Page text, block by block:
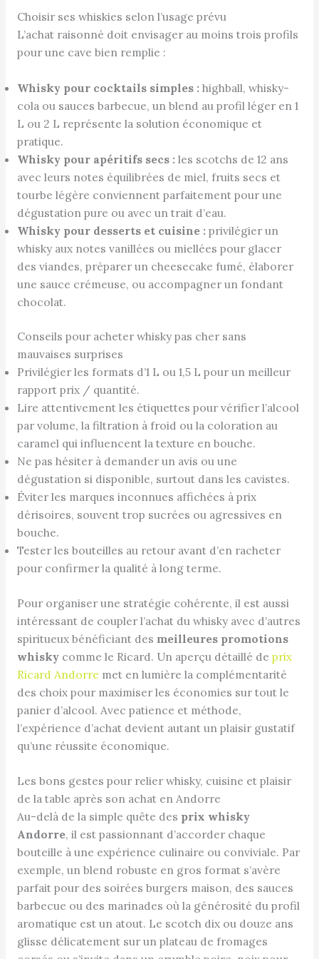
Choisir ses whiskies selon l’usage prévu
L’achat raisonné doit envisager au moins trois profils
pour une cave bien remplie :
Whisky pour cocktails simples : highball, whisky-
cola ou sauces barbecue, un blend au profil léger en 1
L ou 2 L représente la solution économique et
pratique.
Whisky pour apéritifs secs : les scotchs de 12 ans
avec leurs notes équilibrées de miel, fruits secs et
tourbe légère conviennent parfaitement pour une
dégustation pure ou avec un trait d’eau.
Whisky pour desserts et cuisine : privilégier un
whisky aux notes vanillées ou miellées pour glacer
des viandes, préparer un cheesecake fumé, élaborer
une sauce crémeuse, ou accompagner un fondant
chocolat.
Conseils pour acheter whisky pas cher sans
mauvaises surprises
Privilégier les formats d’1 L ou 1,5 L pour un meilleur
rapport prix / quantité.
Lire attentivement les étiquettes pour vérifier l’alcool
par volume, la filtration à froid ou la coloration au
caramel qui influencent la texture en bouche.
Ne pas hésiter à demander un avis ou une
dégustation si disponible, surtout dans les cavistes.
Éviter les marques inconnues affichées à prix
dérisoires, souvent trop sucrées ou agressives en
bouche.
Tester les bouteilles au retour avant d’en racheter
pour confirmer la qualité à long terme.
Pour organiser une stratégie cohérente, il est aussi
intéressant de coupler l’achat du whisky avec d’autres
spiritueux bénéficiant des meilleures promotions
whiskycomme le Ricard. Un aperçu détaillé de prix
Ricard Andorre met en lumière la complémentarité
des choix pour maximiser les économies sur tout le
panier d’alcool. Avec patience et méthode,
l’expérience d’achat devient autant un plaisir gustatif
qu’une réussite économique.
Les bons gestes pour relier whisky, cuisine et plaisir
de la table après son achat en Andorre
Au-delà de la simple quête des prix whisky
Andorre, il est passionnant d’accorder chaque
bouteille à une expérience culinaire ou conviviale. Par
exemple, un blend robuste en gros format s’avère
parfait pour des soirées burgers maison, des sauces
barbecue ou des marinades où la générosité du profil
aromatique est un atout. Le scotch dix ou douze ans
glisse délicatement sur un plateau de fromages